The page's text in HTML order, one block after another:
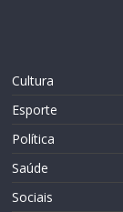
Cultura
Esporte
Política
Saúde
Sociais